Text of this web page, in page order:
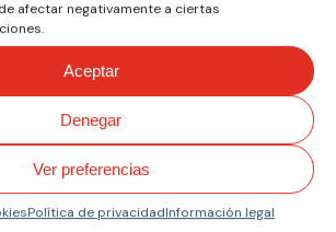
afectar negativamente a ciertas
Aceptar
Denegar
Ver preferencias
Política de privacidadInformación legal